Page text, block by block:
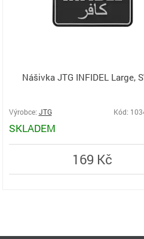
Nášivka JTG INFIDEL Large,
Výrobce: JTG Kód:
SKLADEM
169 Kč